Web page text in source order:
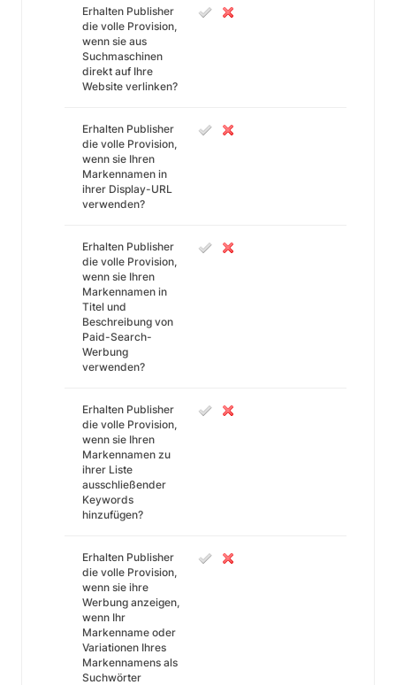
Erhalten Publisher
die volle Provision,
wenn sie aus
Suchmaschinen
direkt auf Ihre
Website verlinken?
Erhalten Publisher
die volle Provision,
wenn sie Ihren
Markennamen in
ihrer Display-URL
verwenden?
Erhalten Publisher
die volle Provision,
wenn sie Ihren
Markennamen in
Titel und
Beschreibung von
Paid-Search-
Werbung
verwenden?
Erhalten Publisher
die volle Provision,
wenn sie Ihren
Markennamen zu
ihrer Liste
ausschließender
Keywords
hinzufügen?
Erhalten Publisher
die volle Provision,
wenn sie ihre
Werbung anzeigen,
wenn Ihr
Markenname oder
Variationen Ihres
Markennamens als
Suchwörter